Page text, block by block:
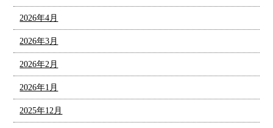
2026年4月
2026年3月
2026年2月
2026年1月
2025年12月